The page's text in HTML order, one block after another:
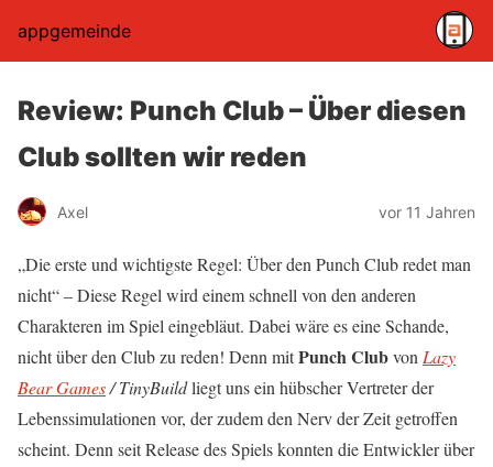
appgemeinde
Review: Punch Club – Über diesen
Club sollten wir reden
Axel vor 11 Jahren
„Die erste und wichtigste Regel: Über den Punch Club redet man
nicht“ – Diese Regel wird einem schnell von den anderen
Charakteren im Spiel eingebläut. Dabei wäre es eine Schande,
nicht über den Club zu reden! Denn mitPunch Clubvon Lazy
Bear Games/ TinyBuildliegt uns ein hübscher Vertreter der
Lebenssimulationen vor, der zudem den Nerv der Zeit getroffen
scheint. Denn seit Release des Spiels konnten die Entwickler über